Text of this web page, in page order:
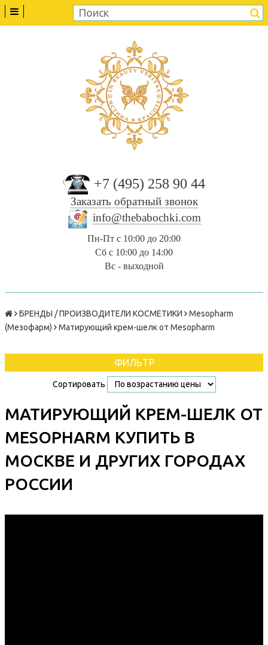
+7 (495) 258 90 44
Заказать обратный звонок
info@thebabochki.com
Пн-Пт с 10:00 до 20:00
Сб с 10:00 до 14:00
Вс - выходной
БРЕНДЫ / ПРОИЗВОДИТЕЛИ КОСМЕТИКИ
Mesopharm
(Мезофарм)
Матирующий крем-шелк от Mesopharm
ФИЛЬТР
Сортировать
МАТИРУЮЩИЙ КРЕМ-ШЕЛК ОТ
MESOPHARM КУПИТЬ В
МОСКВЕ И ДРУГИХ ГОРОДАХ
РОССИИ